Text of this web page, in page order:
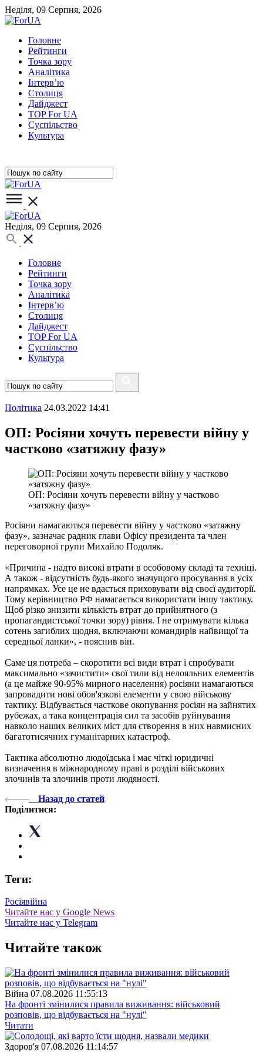
Неділя, 09 Серпня, 2026
Головне
Рейтинги
Точка зору
Аналітика
Інтерв’ю
Столиця
Дайджест
TOP For UA
Суспiльство
Культура
Неділя, 09 Серпня, 2026
Головне
Рейтинги
Точка зору
Аналітика
Інтерв’ю
Столиця
Дайджест
TOP For UA
Суспiльство
Культура
Полiтика 24.03.2022 14:41
ОП: Росіяни хочуть перевести війну у
частково «затяжну фазу»
ОП: Росіяни хочуть перевести війну у частково
«затяжну фазу»
Росіяни намагаються перевести війну у частково «затяжну
фазу», зазначає радник глави Офісу президента та член
переговорної групи Михайло Подоляк.
«Причина - надто високі втрати в особовому складі та техніці.
А також - відсутність будь-якого значущого просування в усіх
напрямках. Усе це не вдається приховувати від своєї аудиторії.
Тому керівництво РФ намагається використати іншу тактику.
Щоб різко знизити кількість втрат до прийнятного (з
пропагандистської точки зору) рівня. І не отримувати кілька
сотень загиблих щодня, включаючи командирів найвищої та
середньої ланки», - пояснив він.
Саме ця потреба – скоротити всі види втрат і спробувати
максимально «зачистити» свої тили від нелояльних елементів
(а це майже 90-95% мирного населення) росіяни намагаються
запровадити нові обов'язкові елементи у свою військову
тактику. Відбувається часткове окопування росіян на зайнятих
рубежах, а така концентрація сил та засобів руйнування
навколо наших великих міст для створення в них навмисних
багатотисячних гуманітарних катастроф.
Тактика абсолютно людоїдська і має чіткі юридичні
визначення в міжнародному праві в розділі військових
злочинів та злочинів проти людяності.
Назад до статей
Поділитися:
Теги:
Росіявійна
Читайте нас у Google News
Читайте нас у Telegram
Читайте також
Війна 07.08.2026 11:55:13
На фронті змінилися правила виживання: військовий
розповів, що відбувається на "нулі"
Читати
Здоров'я 07.08.2026 11:14:57